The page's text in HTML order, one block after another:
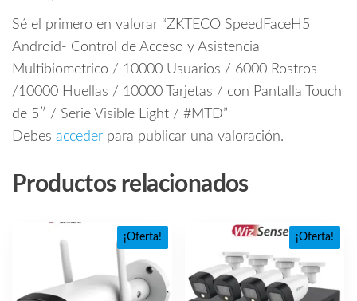
Sé el primero en valorar “ZKTECO SpeedFaceH5
Android- Control de Acceso y Asistencia
Multibiometrico / 10000 Usuarios / 6000 Rostros
/10000 Huellas / 10000 Tarjetas / con Pantalla Touch
de 5″ / Serie Visible Light / #MTD”
Debes acceder para publicar una valoración.
Productos relacionados
¡Oferta! ¡Oferta!